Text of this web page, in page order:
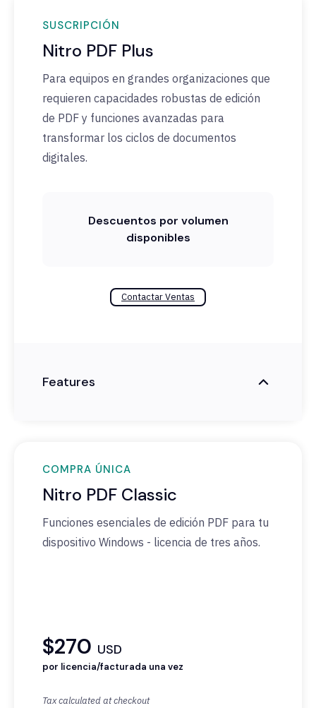
SUSCRIPCIÓN
Nitro PDF Plus
Para equipos en grandes organizaciones que
requieren capacidades robustas de edición
de PDF y funciones avanzadas para
transformar los ciclos de documentos
digitales.
Descuentos por volumen
disponibles
Contactar Ventas
Features
COMPRA ÚNICA
Nitro PDF Classic
Funciones esenciales de edición PDF para tu
dispositivo Windows - licencia de tres años.
$270 USD
por licencia/facturada una vez
Tax calculated at checkout